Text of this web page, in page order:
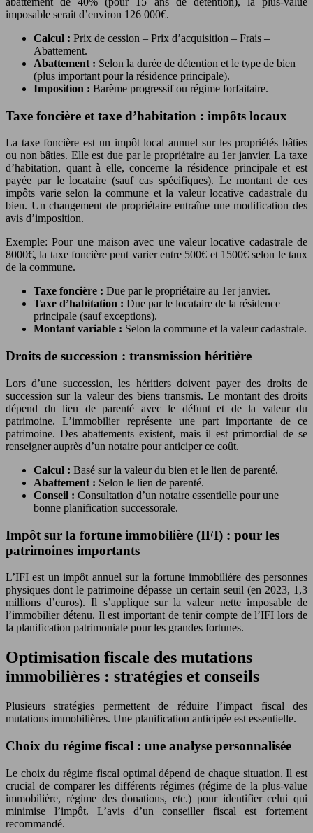
imposable serait d’environ 126 000€.
Calcul : Prix de cession – Prix d’acquisition – Frais –
Abattement.
Abattement : Selon la durée de détention et le type de bien
(plus important pour la résidence principale).
Imposition : Barème progressif ou régime forfaitaire.
Taxe foncière et taxe d’habitation : impôts locaux
La taxe foncière est un impôt local annuel sur les propriétés bâties
ou non bâties. Elle est due par le propriétaire au 1er janvier. La taxe
d’habitation, quant à elle, concerne la résidence principale et est
payée par le locataire (sauf cas spécifiques). Le montant de ces
impôts varie selon la commune et la valeur locative cadastrale du
bien. Un changement de propriétaire entraîne une modification des
avis d’imposition.
Exemple: Pour une maison avec une valeur locative cadastrale de
8000€, la taxe foncière peut varier entre 500€ et 1500€ selon le taux
de la commune.
Taxe foncière : Due par le propriétaire au 1er janvier.
Taxe d’habitation : Due par le locataire de la résidence
principale (sauf exceptions).
Montant variable : Selon la commune et la valeur cadastrale.
Droits de succession : transmission héritière
Lors d’une succession, les héritiers doivent payer des droits de
succession sur la valeur des biens transmis. Le montant des droits
dépend du lien de parenté avec le défunt et de la valeur du
patrimoine. L’immobilier représente une part importante de ce
patrimoine. Des abattements existent, mais il est primordial de se
renseigner auprès d’un notaire pour anticiper ce coût.
Calcul : Basé sur la valeur du bien et le lien de parenté.
Abattement : Selon le lien de parenté.
Conseil : Consultation d’un notaire essentielle pour une
bonne planification successorale.
Impôt sur la fortune immobilière (IFI) : pour les
patrimoines importants
L’IFI est un impôt annuel sur la fortune immobilière des personnes
physiques dont le patrimoine dépasse un certain seuil (en 2023, 1,3
millions d’euros). Il s’applique sur la valeur nette imposable de
l’immobilier détenu. Il est important de tenir compte de l’IFI lors de
la planification patrimoniale pour les grandes fortunes.
Optimisation fiscale des mutations
immobilières : stratégies et conseils
Plusieurs stratégies permettent de réduire l’impact fiscal des
mutations immobilières. Une planification anticipée est essentielle.
Choix du régime fiscal : une analyse personnalisée
Le choix du régime fiscal optimal dépend de chaque situation. Il est
crucial de comparer les différents régimes (régime de la plus-value
immobilière, régime des donations, etc.) pour identifier celui qui
minimise l’impôt. L’avis d’un conseiller fiscal est fortement
recommandé.